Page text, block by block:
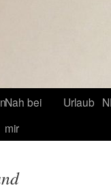
Nah bei
mir
Urlaub